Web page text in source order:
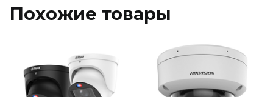
Похожие товары